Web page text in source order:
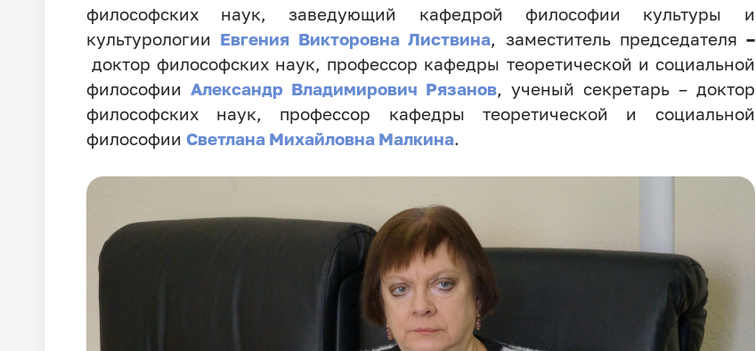
философских наук, заведующий кафедрой философии культуры и
культурологии Евгения Викторовна Листвина, заместитель председателя –
доктор философских наук, профессор кафедры теоретической и социальной
философии Александр Владимирович Рязанов, ученый секретарь – доктор
философских наук, профессор кафедры теоретической и социальной
философии Светлана Михайловна Малкина.